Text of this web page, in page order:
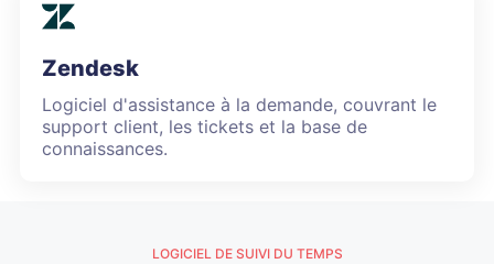
Zendesk
Logiciel d'assistance à la demande, couvrant le
support client, les tickets et la base de
connaissances.
LOGICIEL DE SUIVI DU TEMPS